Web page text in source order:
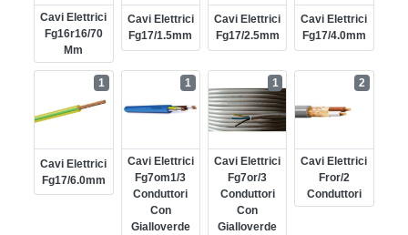
Cavi Elettrici
Fg16r16/70
Mm
Cavi Elettrici
Fg17/1.5mm
Cavi Elettrici
Fg17/2.5mm
Cavi Elettrici
Fg17/4.0mm
Cavi Elettrici
Fg17/6.0mm
1
Cavi Elettrici
Fg7om1/3
Conduttori
Con
Gialloverde
1
Cavi Elettrici
Fg7or/3
Conduttori
Con
Gialloverde
1
Cavi Elettrici
Fror/2
Conduttori
2